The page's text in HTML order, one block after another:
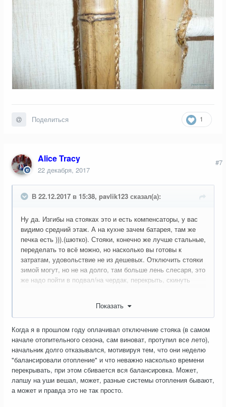
1
Поделиться
Alice Tracy
22 декабря, 2017
#7
В 22.12.2017 в 15:38, pavlik123 сказал(а):
Ну да. Изгибы на стояках это и есть компенсаторы, у вас
видимо средний этаж. А на кухне зачем батарея, там же
печка есть ))).(шютко). Стояки, конечно же лучше стальные,
переделать то всё можно, но насколько вы готовы к
затратам, удовольствие не из дешевых. Отключить стояки
зимой могут, но не на долго, там больше лень слесаря, это
же надо пойти в подвал/на чердак, перекрыть, скинуть
Показать
Когда я в прошлом году оплачивал отключение стояка (в самом
начале отопительного сезона, сам виноват, протупил все лето),
начальник долго отказывался, мотивируя тем, что они неделю
"балансировали отопление" и что неважно насколько времени
перекрывать, при этом сбивается вся балансировка. Может,
лапшу на уши вешал, может, разные системы отопления бывают,
а может и правда это не так просто.